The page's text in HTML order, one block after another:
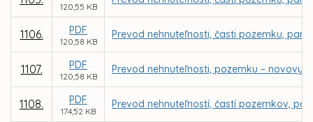
120,55 KB
1106. PDF
120,58 KB
Prevod nehnuteľnosti, časti pozemku,
1107. PDF
120,58 KB
Prevod nehnuteľnosti, pozemku –
1108. PDF
174,52 KB
Prevod nehnuteľností, častí pozemkov,